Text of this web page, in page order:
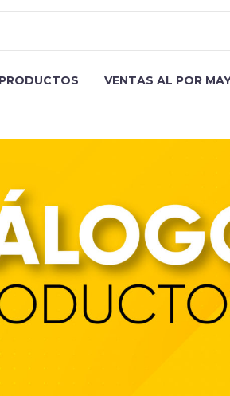
VENTAS AL POR
251 CE BL